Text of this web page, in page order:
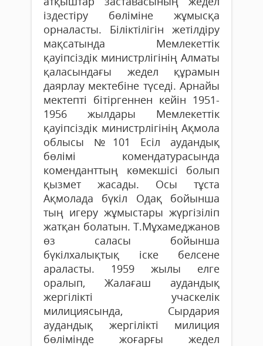
іздестіру бөліміне жұмысқа
орналасты. Біліктілігін жетілдіру
мақсатында Мемлекеттік
қауіпсіздік министрлігінің Алматы
қаласындағы жедел құрамын
даярлау мектебіне түседі. Арнайы
мектепті бітіргеннен кейін 1951-
1956 жылдары Мемлекеттік
қауіпсіздік министрлігінің Ақмола
облысы №101 Есіл аудандық
бөлімі комендатурасында
коменданттың көмекшісі болып
қызмет жасады. Осы тұста
Ақмолада бүкіл Одақ бойынша
тың игеру жұмыстары жүргізіліп
жатқан болатын. Т.Мұхамеджанов
өз саласы бойынша
бүкілхалықтық іске белсене
араласты. 1959 жылы елге
оралып, Жалағаш аудандық
жергілікті учаскелік
милициясында, Сырдария
аудандық жергілікті милиция
бөлімінде жоғарғы жедел